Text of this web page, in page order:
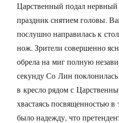
Царственный подал
праздник снятием головы.
послушно направилась к
нож. Зрители совершенно
обрела на миг полную
секунду Со Лин
в кресло рядом с
хвастаясь посвященностью
было надежду, что